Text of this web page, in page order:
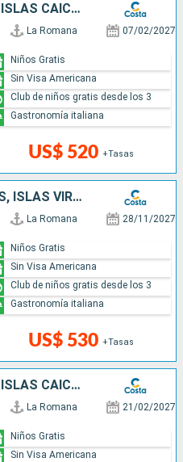
REP. DOMINICANA, TURKS E ISLAS CAICOS
La Romana 07/02/2027
US$ 520 +Tasas
Niños Gratis
Sin Visa Americana
Club de niños gratis desde los 3
Gastronomía italiana
REP. DOMINICANA, ANTILLAS, ISLAS VÍRGENES
La Romana 28/11/2027
US$ 530 +Tasas
Niños Gratis
Sin Visa Americana
Club de niños gratis desde los 3
Gastronomía italiana
REP. DOMINICANA, TURKS E ISLAS CAICOS
La Romana 21/02/2027
Niños Gratis
Sin Visa Americana